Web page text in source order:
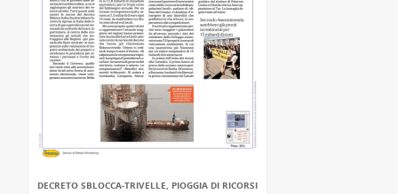
DECRETO SBLOCCA-TRIVELLE, PIOGGIA DI RICORSI